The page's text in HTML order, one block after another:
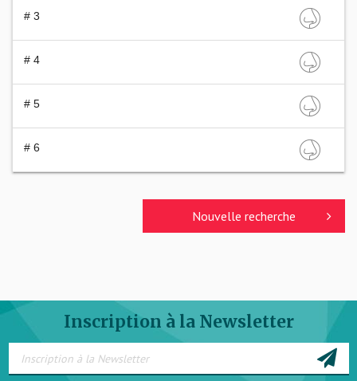
# 3
# 4
# 5
# 6
Nouvelle recherche
Inscription à la Newsletter